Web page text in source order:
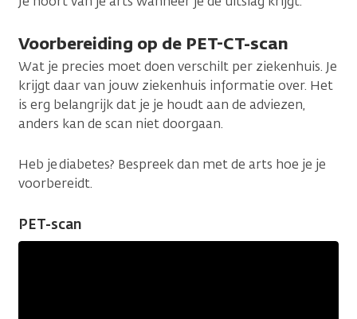
Voorbereiding op de PET-CT-scan
Wat je precies moet doen verschilt per ziekenhuis. Je
krijgt daar van jouw ziekenhuis informatie over. Het
is erg belangrijk dat je je houdt aan de adviezen,
anders kan de scan niet doorgaan.
Heb je diabetes? Bespreek dan met de arts hoe je je
voorbereidt.
PET-scan